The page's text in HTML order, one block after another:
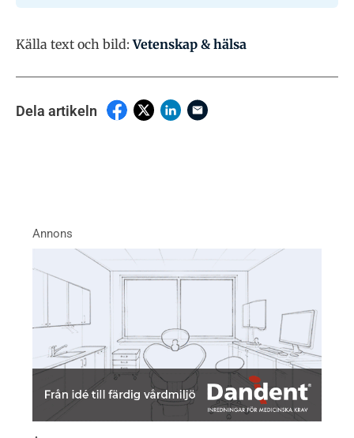
Källa text och bild:Vetenskap & hälsa
Dela artikeln